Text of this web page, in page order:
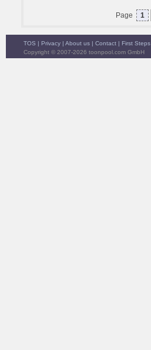
Page 1
TOS | Privacy | About us | Contact | First Steps
Copyright © 2007-2026 toonpool.com GmbH